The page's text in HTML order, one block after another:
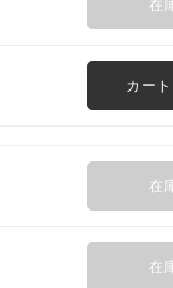
在
カー
在
在